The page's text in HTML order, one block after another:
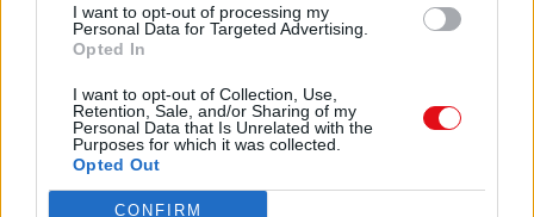
I want to opt-out of processing my
Personal Data for Targeted Advertising.
Opted In
I want to opt-out of Collection, Use,
Retention, Sale, and/or Sharing of my
Personal Data that Is Unrelated with the
Purposes for which it was collected.
Opted Out
CONFIRM
Términos de Uso del sitio
Contacto
Mi cuenta
Administrador de archivos
Conectar
Crea una cuenta Caja PDF
Contraseña perdida